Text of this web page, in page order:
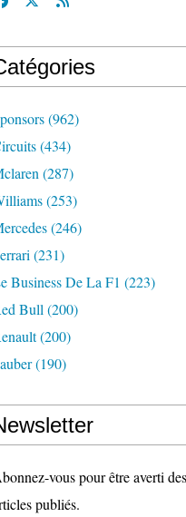
(962)
(434)
(287)
(253)
(246)
(231)
Business De La F1 (223)
Bull (200)
(200)
(190)
vous pour être averti
publiés.